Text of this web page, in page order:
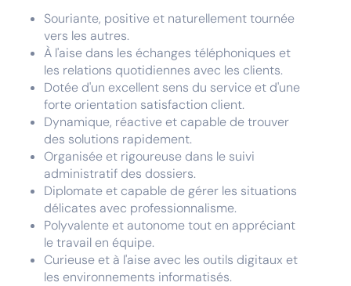
Souriante, positive et naturellement tournée
vers les autres.
À l'aise dans les échanges téléphoniques et
les relations quotidiennes avec les clients.
Dotée d'un excellent sens du service et d'une
forte orientation satisfaction client.
Dynamique, réactive et capable de trouver
des solutions rapidement.
Organisée et rigoureuse dans le suivi
administratif des dossiers.
Diplomate et capable de gérer les situations
délicates avec professionnalisme.
Polyvalente et autonome tout en appréciant
le travail en équipe.
Curieuse et à l'aise avec les outils digitaux et
les environnements informatisés.